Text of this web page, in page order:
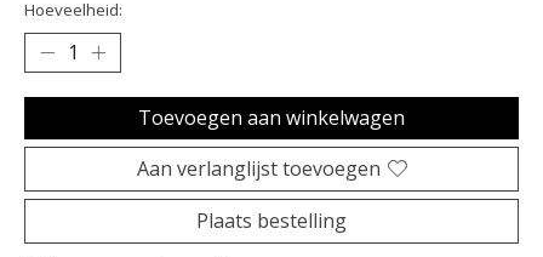
Hoeveelheid:
Toevoegen aan winkelwagen
Aan verlanglijst toevoegen
Plaats bestelling